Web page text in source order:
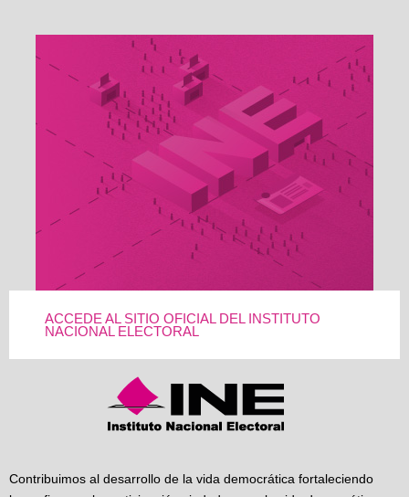
ACCEDE AL SITIO OFICIAL DEL INSTITUTO
NACIONAL ELECTORAL
Contribuimos al desarrollo de la vida democrática fortaleciendo